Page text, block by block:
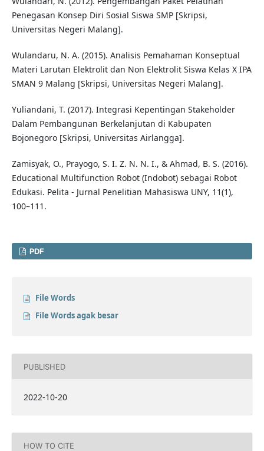
Penegasan Konsep Diri Sosial Siswa SMP [Skripsi,
Universitas Negeri Malang].
Wulandaru, N. A. (2015). Analisis Pemahaman Konseptual
Materi Larutan Elektrolit dan Non Elektrolit Siswa Kelas X IPA
SMAN 9 Malang [Skripsi, Universitas Negeri Malang].
Yuliandani, T. (2017). Integrasi Kepentingan Stakeholder
Dalam Pembangunan Berkelanjutan di Kabupaten
Bojonegoro [Skripsi, Universitas Airlangga].
Zamisyak, O., Prayogo, S. I. Z. N. N. I., & Ahmad, B. S. (2016).
Educational Multifunction Robot (Indobot) sebagai Robot
Edukasi. Pelita - Jurnal Penelitian Mahasiswa UNY, 11(1),
100–111.
PDF
File Words
File Words agak besar
PUBLISHED
2022-10-20
HOW TO CITE